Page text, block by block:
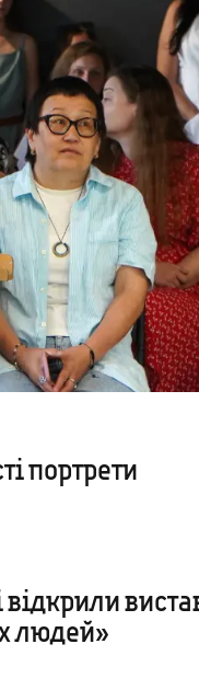
портрети
людей»